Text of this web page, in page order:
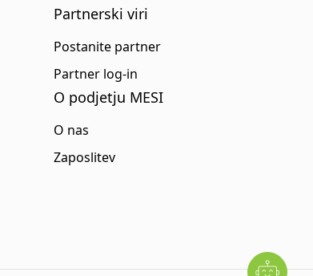
Partnerski viri
Postanite partner
Partner log-in
O podjetju MESI
O nas
Zaposlitev